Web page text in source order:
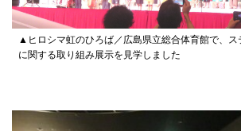
▲ヒロシマ虹のひろば／広島県立総合体育館で、ス
に関する取り組み展示を見学しました